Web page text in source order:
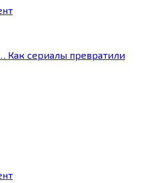
Как сериалы превратили